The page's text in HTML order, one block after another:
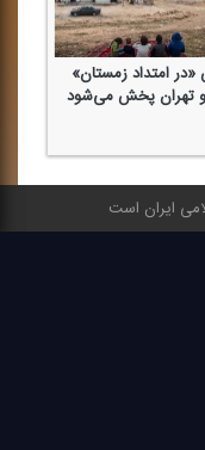
امتداد زمستان»
تهران پخش می‌شود
ایران است